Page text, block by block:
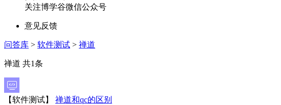
关注博学谷微信公众号
意见反馈
问答库 > 软件测试 > 禅道
禅道 共1条
【软件测试】 禅道和qc的区别